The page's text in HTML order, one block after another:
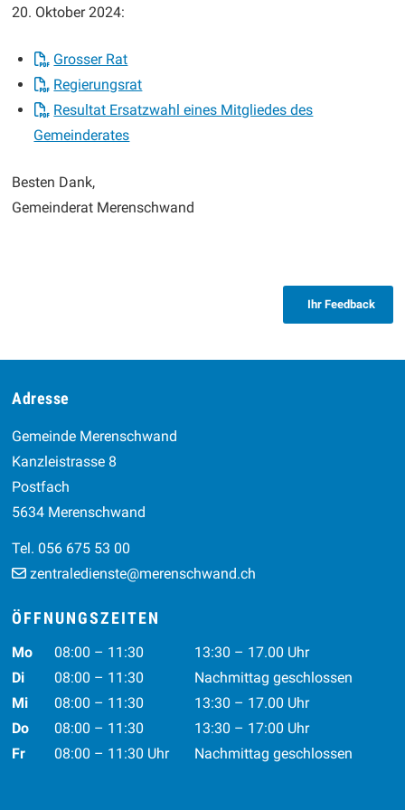
20. Oktober 2024:
Grosser Rat
Regierungsrat
Resultat Ersatzwahl eines Mitgliedes des
Gemeinderates
Besten Dank,
Gemeinderat Merenschwand
Ihr Feedback
Footer
Adresse
Gemeinde Merenschwand
Kanzleistrasse 8
Postfach
5634 Merenschwand
Tel. 056 675 53 00
zentraledienste@merenschwand.ch
ÖFFNUNGSZEITEN
Wochentag Vormittag Nachmittag
Mo 08:00 – 11:30
13:30 – 17.00 Uhr
Di
08:00 – 11:30
Nachmittag geschlossen
Mi
08:00 – 11:30
13:30 – 17.00 Uhr
Do
08:00 – 11:30
13:30 – 17:00 Uhr
Fr
08:00 – 11:30 Uhr Nachmittag geschlossen